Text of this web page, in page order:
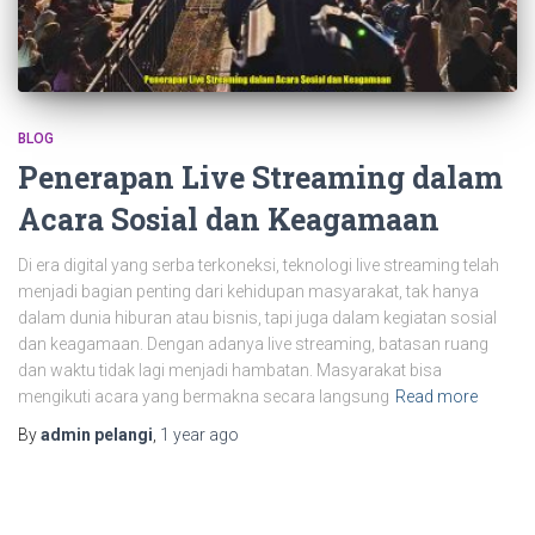
BLOG
Penerapan Live Streaming dalam
Acara Sosial dan Keagamaan
Di era digital yang serba terkoneksi, teknologi live streaming telah
menjadi bagian penting dari kehidupan masyarakat, tak hanya
dalam dunia hiburan atau bisnis, tapi juga dalam kegiatan sosial
dan keagamaan. Dengan adanya live streaming, batasan ruang
dan waktu tidak lagi menjadi hambatan. Masyarakat bisa
mengikuti acara yang bermakna secara langsung Read more
Byadmin pelangi 1 year ago